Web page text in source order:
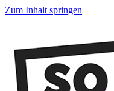
Zum Inhalt springen